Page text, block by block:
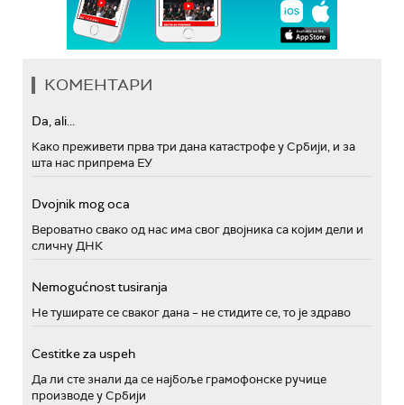
КОМЕНТАРИ
Da, ali...
Како преживети прва три дана катастрофе у Србији, и за
шта нас припрема ЕУ
Dvojnik mog oca
Вероватно свако од нас има свог двојника са којим дели и
сличну ДНК
Nemogućnost tusiranja
Не туширате се сваког дана – не стидите се, то је здраво
Cestitke za uspeh
Да ли сте знали да се најбоље грамофонске ручице
производе у Србији